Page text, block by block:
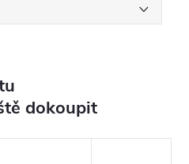
dokoupit